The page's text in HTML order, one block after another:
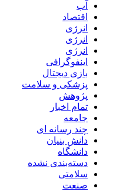
آب
اقتصاد
انرژی
انرژی
انرژی
اینفوگرافی
بازی دیجتال
پزشکی و سلامت
پژوهش
تمام اخبار
جامعه
چند رسانه ای
دانش بنیان
دانشگاه
دسته‌بندی نشده
سلامتی
صنعت